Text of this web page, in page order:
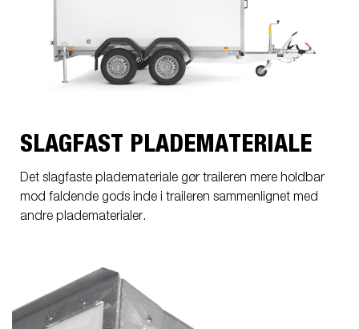
SLAGFAST PLADEMATERIALE
Det slagfaste plademateriale gør traileren mere holdbar
mod faldende gods inde i traileren sammenlignet med
andre pladematerialer.